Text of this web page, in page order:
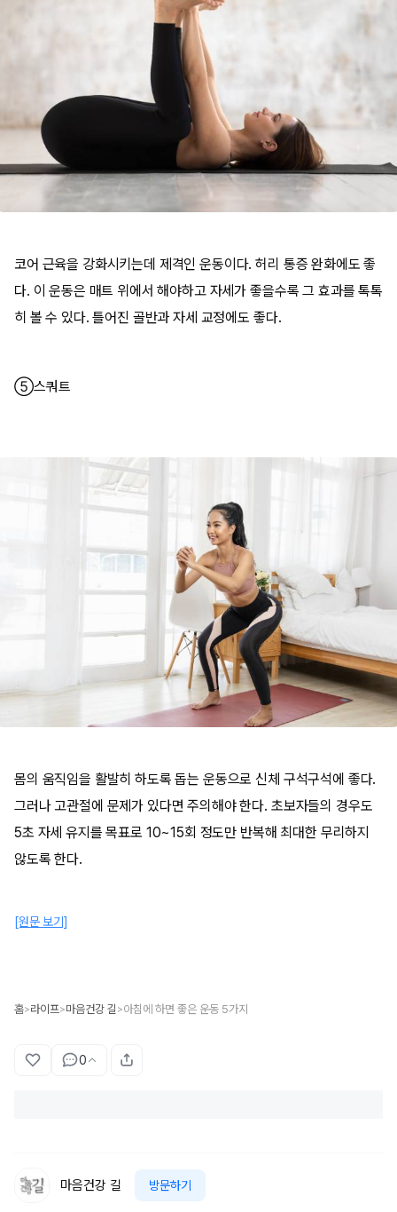
코어 근육을 강화시키는데 제격인 운동이다. 허리 통증 완화에도 좋
다. 이 운동은 매트 위에서 해야하고 자세가 좋을수록 그 효과를 톡톡
히 볼 수 있다. 틀어진 골반과 자세 교정에도 좋다.
⑤스쿼트
몸의 움직임을 활발히 하도록 돕는 운동으로 신체 구석구석에 좋다.
그러나 고관절에 문제가 있다면 주의해야 한다. 초보자들의 경우도
5초 자세 유지를 목표로 10~15회 정도만 반복해 최대한 무리하지
않도록 한다.
[원문 보기]
홈>라이프>마음건강 길 >아침에 하면 좋은 운동 5가지
0
마음건강 길 방문하기